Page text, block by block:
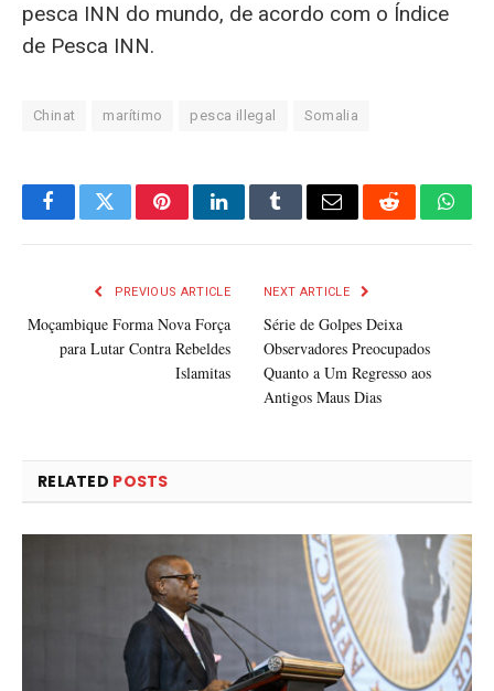
pesca INN do mundo, de acordo com o Índice
de Pesca INN.
Chinat marítimo pesca illegal Somalia
FacebookTwitterPinterestLinkedInTumblrEmail Reddit
PREVIOUS ARTICLE
Moçambique Forma Nova Força
para Lutar Contra Rebeldes
Islamitas
NEXT ARTICLE
Série de Golpes Deixa
Observadores Preocupados
Quanto a Um Regresso aos
Antigos Maus Dias
RELATED POSTS